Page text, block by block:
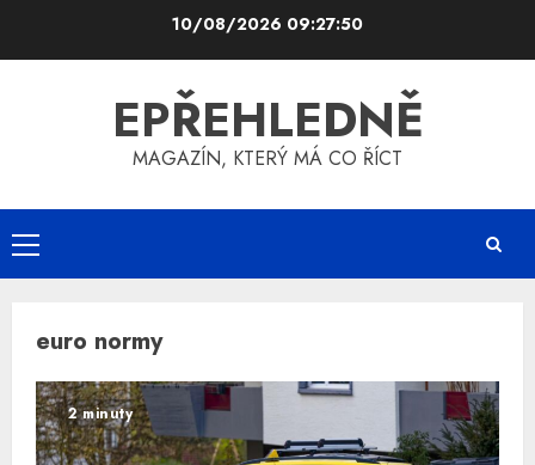
10/08/2026 09:27:50
EPŘEHLEDNĚ
MAGAZÍN, KTERÝ MÁ CO ŘÍCT
Primary
Menu
euro normy
2 minuty